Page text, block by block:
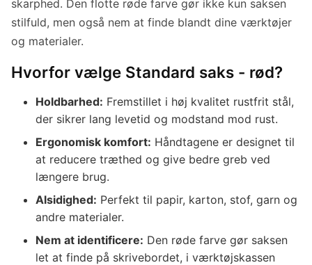
skarphed. Den flotte røde farve gør ikke kun saksen
stilfuld, men også nem at finde blandt dine værktøjer
og materialer.
Hvorfor vælge Standard saks - rød?
Holdbarhed: Fremstillet i høj kvalitet rustfrit stål,
der sikrer lang levetid og modstand mod rust.
Ergonomisk komfort: Håndtagene er designet til
at reducere træthed og give bedre greb ved
længere brug.
Alsidighed: Perfekt til papir, karton, stof, garn og
andre materialer.
Nem at identificere: Den røde farve gør saksen
let at finde på skrivebordet, i værktøjskassen